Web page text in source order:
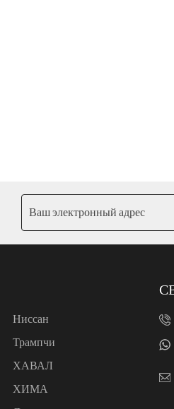
Ниссан
Трампчи
ХАВАЛ
ХИМА